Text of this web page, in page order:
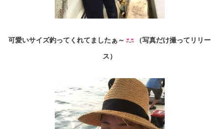
可愛いサイズ釣ってくれてましたぁ～ （写真だけ撮ってリリー
ス）